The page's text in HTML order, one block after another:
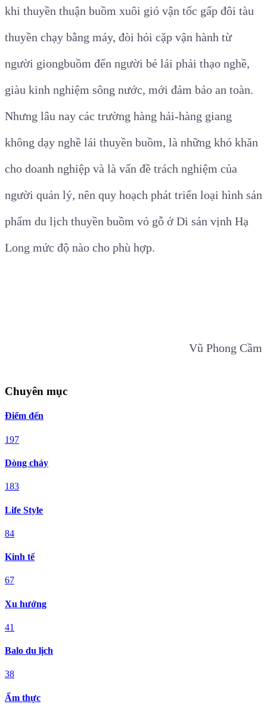
khi thuyền thuận buồm xuôi gió vận tốc gấp đôi tàu
thuyền chạy bằng máy, đòi hỏi cặp vận hành từ
người giongbuồm đến người bẻ lái phải thạo nghề,
giàu kinh nghiệm sông nước, mới đảm bảo an toàn.
Nhưng lâu nay các trường hàng hải-hàng giang
không dạy nghề lái thuyền buồm, là những khó khăn
cho doanh nghiệp và là vấn đề trách nghiệm của
người quản lý, nên quy hoạch phát triển loại hình sản
phẩm du lịch thuyền buồm vỏ gỗ ở Di sản vịnh Hạ
Long mức độ nào cho phù hợp.
Vũ Phong Cầm
Chuyên mục
Điểm đến
197
Dòng chảy
183
Life Style
84
Kinh tế
67
Xu hướng
41
Balo du lịch
38
Ẩm thực